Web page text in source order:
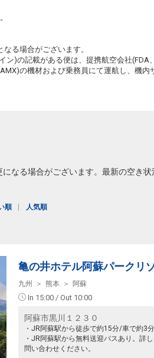
る場合がございます。
ン)の記載がある便は、提携航空会社
の機材および乗務員にて運航し、機内
なる場合がございます。最新の空き
順 人気順
亀の井ホテル阿蘇パークリ
九州 熊本 阿蘇
In 15:00 / Out 10:00
阿蘇市黒川１２３０
・JR阿蘇駅から徒歩で約15分/車で約3分
・JR阿蘇駅から無料送迎バスあり。詳
問い合わせください。